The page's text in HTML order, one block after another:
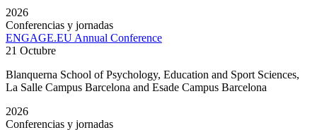
2026
Conferencias y jornadas
ENGAGE.EU Annual Conference
21 Octubre
Blanquerna School of Psychology, Education and Sport Sciences,
La Salle Campus Barcelona and Esade Campus Barcelona
2026
Conferencias y jornadas